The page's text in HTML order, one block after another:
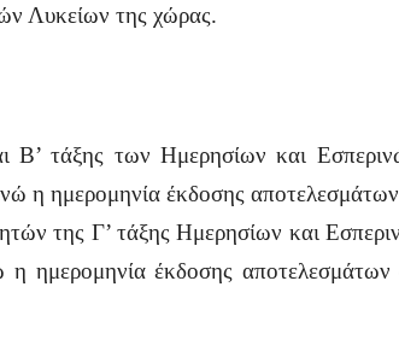
Λυκείων της χώρας.
Β’ τάξης των Ημερησίων και
ημερομηνία έκδοσης αποτελεσμάτων
της Γ’ τάξης Ημερησίων και
έκδοσης αποτελεσμάτων